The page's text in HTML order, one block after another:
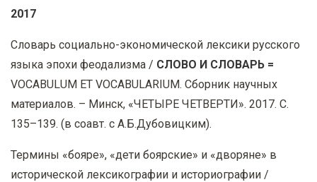
2017
Словарь социально-экономической лексики русского
языка эпохи феодализма / СЛОВО И СЛОВАРЬ =
VOCABULUM ET VOCABULARIUM. Сборник научных
материалов. – Минск, «ЧЕТЫРЕ ЧЕТВЕРТИ». 2017. С.
135–139. (в соавт. с А.Б.Дубовицким).
Термины «бояре», «дети боярские» и «дворяне» в
исторической лексикографии и историографии /